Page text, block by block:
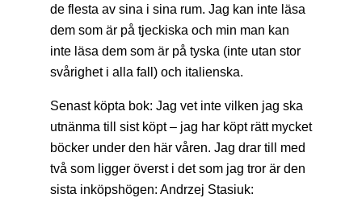
de flesta av sina i sina rum. Jag kan inte läsa
dem som är på tjeckiska och min man kan
inte läsa dem som är på tyska (inte utan stor
svårighet i alla fall) och italienska.
Senast köpta bok: Jag vet inte vilken jag ska
utnänma till sist köpt – jag har köpt rätt mycket
böcker under den här våren. Jag drar till med
två som ligger överst i det som jag tror är den
sista inköpshögen: Andrzej Stasiuk: